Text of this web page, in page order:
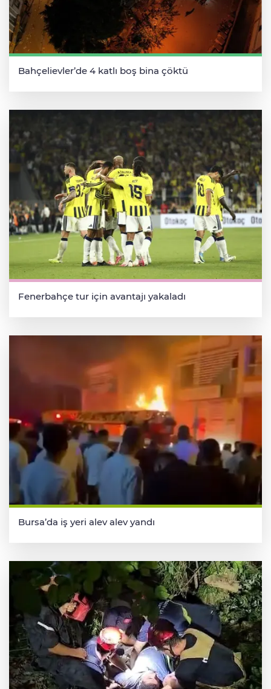
Bahçelievler’de 4 katlı boş bina çöktü
Fenerbahçe tur için avantajı yakaladı
Bursa’da iş yeri alev alev yandı